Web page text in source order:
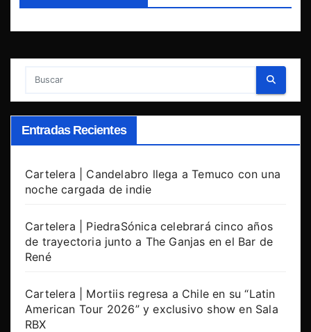
Entradas Recientes
Cartelera | Candelabro llega a Temuco con una
noche cargada de indie
Cartelera | PiedraSónica celebrará cinco años
de trayectoria junto a The Ganjas en el Bar de
René
Cartelera | Mortiis regresa a Chile en su “Latin
American Tour 2026” y exclusivo show en Sala
RBX